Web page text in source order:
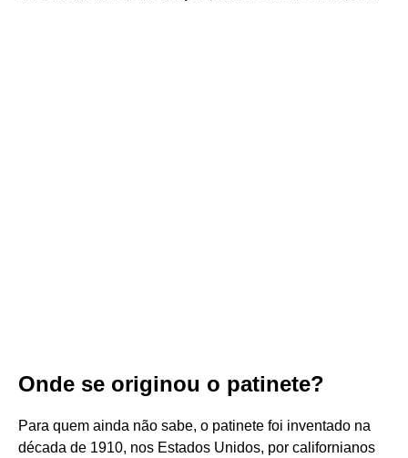
Onde se originou o patinete?
Para quem ainda não sabe, o patinete foi inventado na
década de 1910, nos Estados Unidos, por californianos